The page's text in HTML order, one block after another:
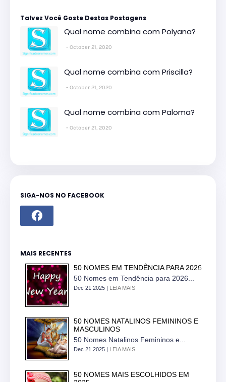
Talvez Você Goste Destas Postagens
Qual nome combina com Polyana?
October 21, 2020
Qual nome combina com Priscilla?
October 21, 2020
Qual nome combina com Paloma?
October 21, 2020
SIGA-NOS NO FACEBOOK
MAIS RECENTES
50 NOMES EM TENDÊNCIA PARA 2026
50 Nomes em Tendência para 2026...
Dec 21 2025 | LEIA MAIS
50 NOMES NATALINOS FEMININOS E
MASCULINOS
50 Nomes Natalinos Femininos e...
Dec 21 2025 | LEIA MAIS
50 NOMES MAIS ESCOLHIDOS EM